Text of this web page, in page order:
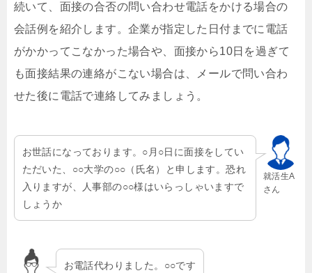
続いて、面接の合否の問い合わせ電話をかける場合の
会話例を紹介します。企業が指定した日付までに電話
がかかってこなかった場合や、面接から10日を過ぎて
も面接結果の連絡がこない場合は、メールで問い合わ
せた後に電話で連絡してみましょう。
就活生A
さん
お世話になっております。○月○日に面接をしてい
ただいた、○○大学の○○（氏名）と申します。恐れ
入りますが、人事部の○○様はいらっしゃいますで
しょうか
お電話代わりました。○○です